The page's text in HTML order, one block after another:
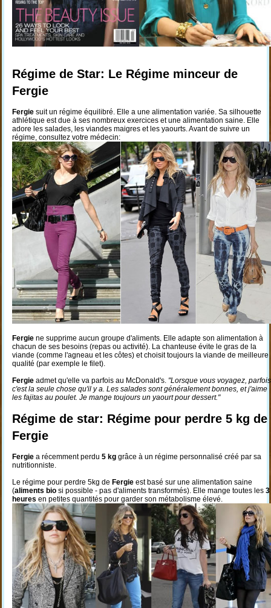
Régime de Star: Le Régime minceur de
Fergie
Fergiesuit un régime équilibré. Elle a une alimentation variée. Sa silhouette
athlétique est due à ses nombreux exercices et une alimentation saine. Elle
adore les salades, les viandes maigres et les yaourts. Avant de suivre un
régime, consultez votre médecin:
Fergiene supprime aucun groupe d'aliments. Elle adapte son alimentation à
chacun de ses besoins (repas ou activité). La chanteuse évite le gras de la
viande (comme l'agneau et les côtes) et choisit toujours la viande de meilleure
qualité (par exemple le filet).
Fergie admet qu'elle va parfois au McDonald's. "Lorsque vous voyagez, parfois
c'est la seule chose qu'il y a. Les salades sont généralement bonnes, et j'aime
les fajitas au poulet. Je mange toujours un yaourt pour dessert."
Régime de star: Régime pour perdre 5 kg de
Fergie
Fergiea récemment perdu 5 kggrâce à un régime personnalisé créé par sa
nutritionniste.
Le régime pour perdre 5kg de Fergieest basé sur une alimentation saine
(aliments biosi possible - pas d'aliments transformés). Elle mange toutes les 3
heures en petites quantités pour garder son métabolisme élevé.